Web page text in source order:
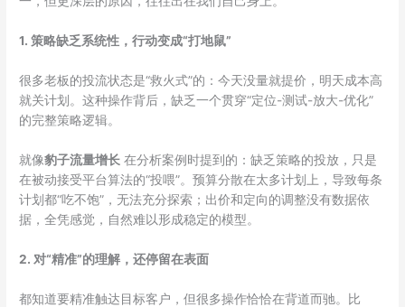
1. 策略缺乏系统性，行动变成“打地鼠”
很多老板的投流状态是“救火式”的：今天没量就提价，明天成本高
就关计划。这种操作背后，缺乏一个贯穿“定位-测试-放大-优化”
的完整策略逻辑。
就像豹子流量增长 在分析案例时提到的：缺乏策略的投放，只是
在被动接受平台算法的“投喂”。预算分散在太多计划上，导致每条
计划都“吃不饱”，无法充分探索；出价和定向的调整没有数据依
据，全凭感觉，自然难以形成稳定的模型。
2. 对“精准”的理解，还停留在表面
都知道要精准触达目标客户，但很多操作恰恰在背道而驰。比